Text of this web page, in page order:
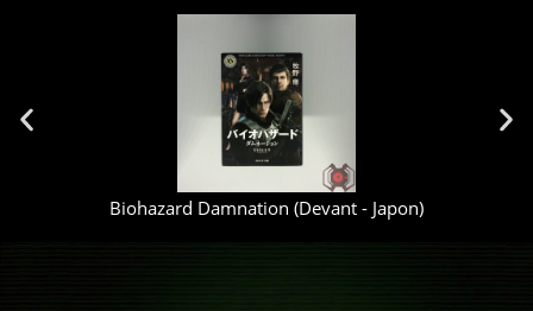
Biohazard Damnation (Devant - Japon)